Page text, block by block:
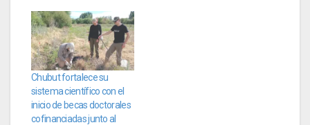
Chubut fortalece su
sistema científico con el
inicio de becas doctorales
cofinanciadas junto al